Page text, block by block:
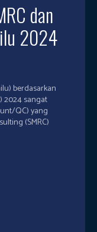
dan
2024
berdasarkan
2024 sangat
QC) yang
(SMRC)